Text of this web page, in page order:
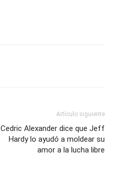
Artículo siguiente
Cedric Alexander dice que Jeff
Hardy lo ayudó a moldear su
amor a la lucha libre